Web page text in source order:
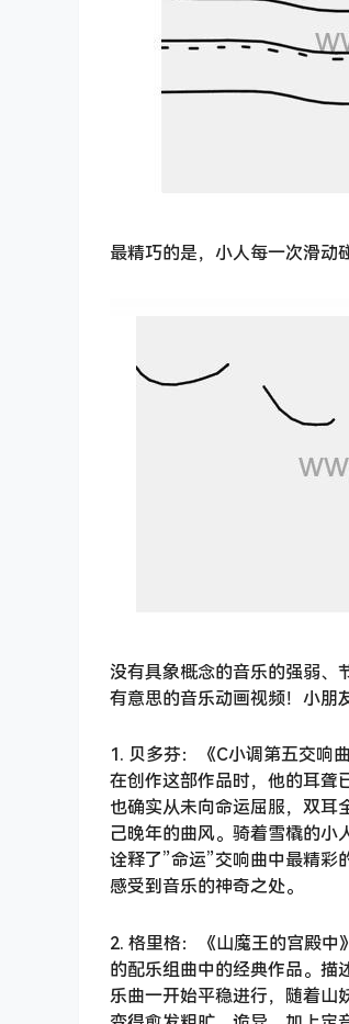
最精巧的是，小人每一次滑动
没有具象概念的音乐的强弱、
有意思的音乐动画视频！小朋
1. 贝多芬：《C小调第五交响
在创作这部作品时，他的耳聋
也确实从未向命运屈服，双耳
己晚年的曲风。骑着雪橇的小
诠释了”命运”交响曲中最精彩
感受到音乐的神奇之处。
2. 格里格：《山魔王的宫殿中
的配乐组曲中的经典作品。描
乐曲一开始平稳进行，随着山